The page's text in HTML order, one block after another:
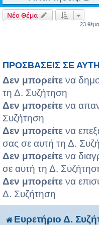
Νέο Θέμα
23
ΠΡΟΣΒΆΣΕΙΣ ΣΕ
Δεν μπορείτε να
τη Δ. Συζήτηση
Δεν μπορείτε να
Συζήτηση
Δεν μπορείτε να
σας σε αυτή τη Δ.
Δεν μπορείτε να
σε αυτή τη Δ.
Δεν μπορείτε να
Δ. Συζήτηση
Ευρετήριο Δ.